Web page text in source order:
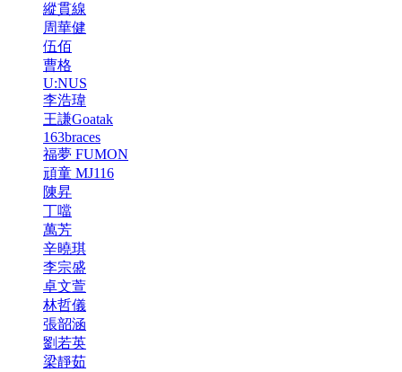
縱貫線
周華健
伍佰
曹格
U:NUS
李浩瑋
王謙Goatak
163braces
福夢 FUMON
頑童 MJ116
陳昇
丁噹
萬芳
辛曉琪
李宗盛
卓文萱
林哲儀
張韶涵
劉若英
梁靜茹